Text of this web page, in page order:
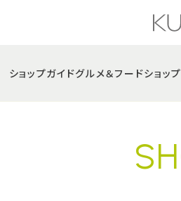
ショップガイドグルメ＆フードショッ